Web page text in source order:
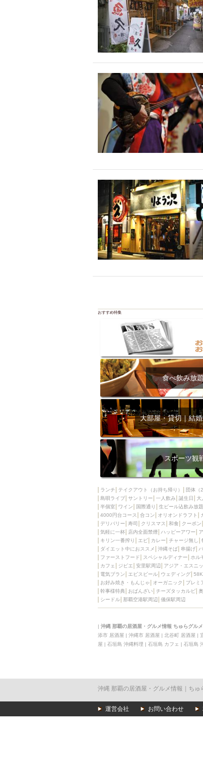
おすすめ特集
食べ飲み放
大部屋・貸切｜結
スポーツ観
ランチ テイクアウト（お持ち帰り） 団体（
島唄ライブ サントリー 一人飲み 誕生日 大
半個室
ワイン 国際通り 生ビール込飲み放題
4000円台コース
合コン オリオンドラフト
デリバリー
寿司 クリスマス 和食 クーポン
気軽に一杯
店内全面禁煙 ハッピーアワー
キリン一番搾り
エビ カレー チャージ無し
ダイエット中におススメ
沖縄そば 串揚げ
ファーストフード
スペシャルディナー ホル
カフェ
ジビエ 安里駅周辺 アジア・エスニ
電気ブラン
エビスビール ウェディング
お好み焼き・もんじゃ
オーガニック プレミ
幹事様特典
おばんざい チーズタッカルビ
シードル 那覇空港駅周辺 儀保駅周辺
| 沖縄 那覇の居酒屋・グルメ情報 ちゅらグルメ
添市 居酒屋 | 沖縄市 居酒屋 | 北谷町 居酒屋 |
屋 | 石垣島 沖縄料理 | 石垣島 カフェ | 石垣島
沖縄 那覇の居酒屋・グルメ情報｜ちゅ
運営会社 お問い合わせ